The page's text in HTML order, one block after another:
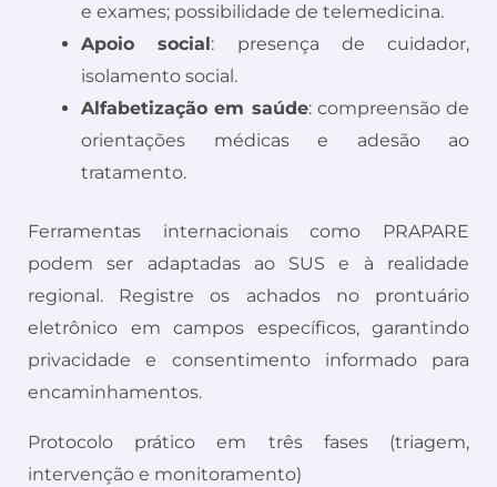
e exames; possibilidade de telemedicina.
Apoio social : presença de cuidador,
isolamento social.
Alfabetização em saúde: compreensão de
orientações médicas e adesão ao
tratamento.
Ferramentas internacionais como PRAPARE
podem ser adaptadas ao SUS e à realidade
regional. Registre os achados no prontuário
eletrônico em campos específicos, garantindo
privacidade e consentimento informado para
encaminhamentos.
Protocolo prático em três fases (triagem,
intervenção e monitoramento)